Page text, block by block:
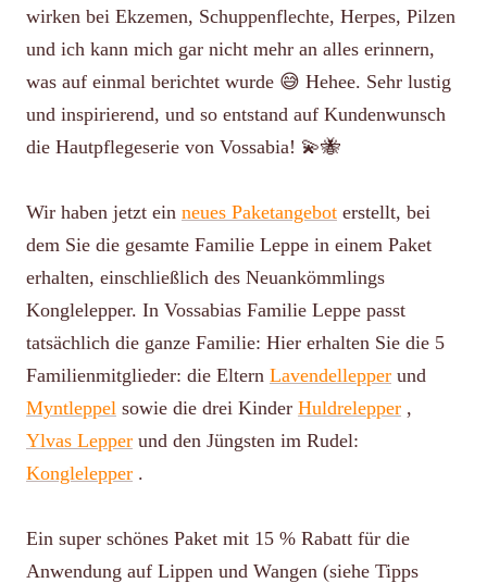
wirken bei Ekzemen, Schuppenflechte, Herpes, Pilzen
und ich kann mich gar nicht mehr an alles erinnern,
was auf einmal berichtet wurde 😅 Hehee. Sehr lustig
und inspirierend, und so entstand auf Kundenwunsch
die Hautpflegeserie von Vossabia! 💫🐝
Wir haben jetzt ein neues Paketangebot erstellt, bei
dem Sie die gesamte Familie Leppe in einem Paket
erhalten, einschließlich des Neuankömmlings
Konglelepper. In Vossabias Familie Leppe passt
tatsächlich die ganze Familie: Hier erhalten Sie die 5
Familienmitglieder: die Eltern Lavendellepper und
Myntleppel sowie die drei Kinder Huldrelepper ,
Ylvas Lepper und den Jüngsten im Rudel:
Konglelepper .
Ein super schönes Paket mit 15 % Rabatt für die
Anwendung auf Lippen und Wangen (siehe Tipps